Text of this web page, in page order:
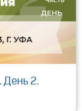
День 2.